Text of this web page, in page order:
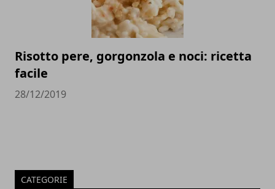
Risotto pere, gorgonzola e noci: ricetta
facile
28/12/2019
CATEGORIE